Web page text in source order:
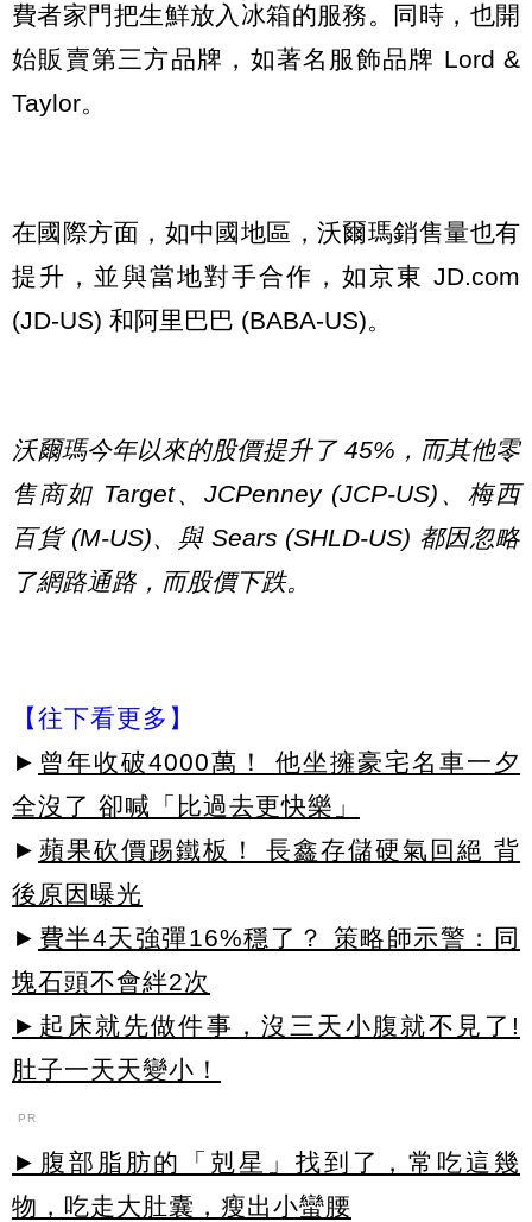
費者家門把生鮮放入冰箱的服務。同時，也開
始販賣第三方品牌，如著名服飾品牌 Lord &
Taylor。
在國際方面，如中國地區，沃爾瑪銷售量也有
提升，並與當地對手合作，如京東 JD.com
(JD-US) 和阿里巴巴 (BABA-US)。
沃爾瑪今年以來的股價提升了 45%，而其他零
售商如 Target、JCPenney (JCP-US)、梅西
百貨 (M-US)、與 Sears (SHLD-US) 都因忽略
了網路通路，而股價下跌。
【往下看更多】
► 曾年收破4000萬！ 他坐擁豪宅名車一夕
全沒了 卻喊「比過去更快樂」
► 蘋果砍價踢鐵板！ 長鑫存儲硬氣回絕 背
後原因曝光
► 費半4天強彈16%穩了？ 策略師示警：同
塊石頭不會絆2次
►起床就先做件事，沒三天小腹就不見了!
肚子一天天變小！
PR
►腹部脂肪的「剋星」找到了，常吃這幾
物，吃走大肚囊，瘦出小蠻腰